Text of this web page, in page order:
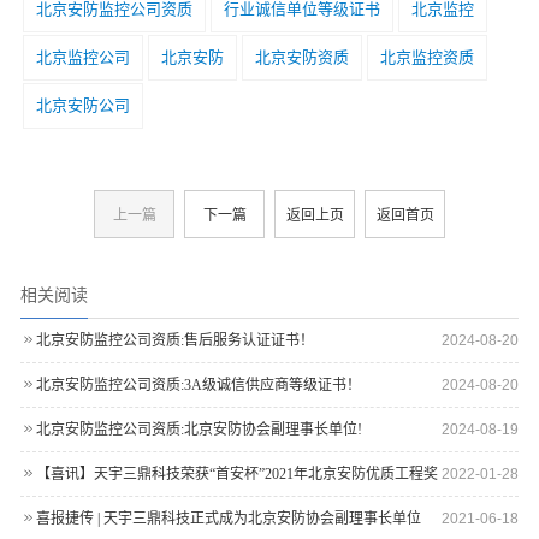
北京安防监控公司资质 行业诚信单位等级证书 北京监控
北京监控公司 北京安防 北京安防资质 北京监控资质
北京安防公司
上一篇 下一篇 返回上页 返回首页
相关阅读
北京安防监控公司资质:售后服务认证证书！ 2024-08-20
北京安防监控公司资质:3A级诚信供应商等级证书！ 2024-08-20
北京安防监控公司资质:北京安防协会副理事长单位! 2024-08-19
【喜讯】天宇三鼎科技荣获“首安杯”2021年北京安防优质工程奖 2022-01-28
喜报捷传 | 天宇三鼎科技正式成为北京安防协会副理事长单位 2021-06-18